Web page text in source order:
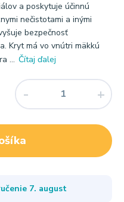
a poskytuje účinnú
nečistotami a inými
bezpečnosť
Kryt má vo vnútri mäkkú
... Čítaj ďalej
7. august